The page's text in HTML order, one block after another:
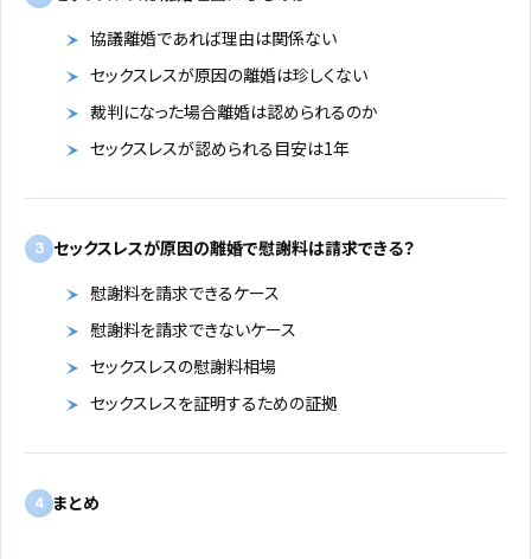
協議離婚であれば理由は関係ない
セックスレスが原因の離婚は珍しくない
裁判になった場合離婚は認められるのか
セックスレスが認められる目安は1年
3 セックスレスが原因の離婚で慰謝料は請求できる？
慰謝料を請求できるケース
慰謝料を請求できないケース
セックスレスの慰謝料相場
セックスレスを証明するための証拠
4 まとめ